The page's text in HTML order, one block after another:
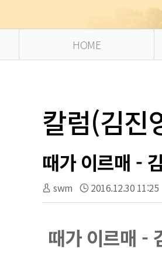
HOME
칼럼(김진
때가 이르매 -
swm 2016.12.30 11:25
때가 이르매 -